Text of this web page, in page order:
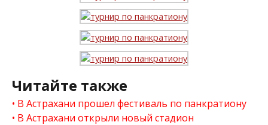
Читайте также
В Астрахани прошел фестиваль по панкратиону
В Астрахани открыли новый стадион